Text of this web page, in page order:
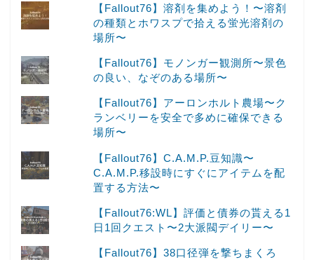
【Fallout76】溶剤を集めよう！〜溶剤
の種類とホワスプで拾える蛍光溶剤の
場所〜
【Fallout76】モノンガー観測所〜景色
の良い、なぞのある場所〜
【Fallout76】アーロンホルト農場〜ク
ランベリーを安全で多めに確保できる
場所〜
【Fallout76】C.A.M.P.豆知識〜
C.A.M.P.移設時にすぐにアイテムを配
置する方法〜
【Fallout76:WL】評価と債券の貰える1
日1回クエスト〜2大派閥デイリー〜
【Fallout76】38口径弾を撃ちまくろ